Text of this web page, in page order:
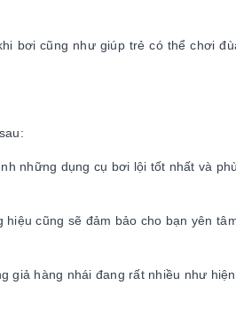
bơi cũng như giúp trẻ có thể chơi
những dụng cụ bơi lội tốt nhất và
cũng sẽ đảm bảo cho bạn yên
hàng nhái đang rất nhiều như hiện